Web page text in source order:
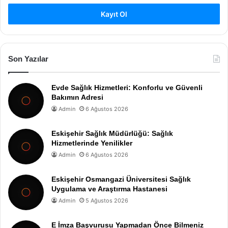
Kayıt Ol
Son Yazılar
Evde Sağlık Hizmetleri: Konforlu ve Güvenli
Bakımın Adresi
Admin 6 Ağustos 2026
Eskişehir Sağlık Müdürlüğü: Sağlık
Hizmetlerinde Yenilikler
Admin 6 Ağustos 2026
Eskişehir Osmangazi Üniversitesi Sağlık
Uygulama ve Araştırma Hastanesi
Admin 5 Ağustos 2026
E İmza Başvurusu Yapmadan Önce Bilmeniz